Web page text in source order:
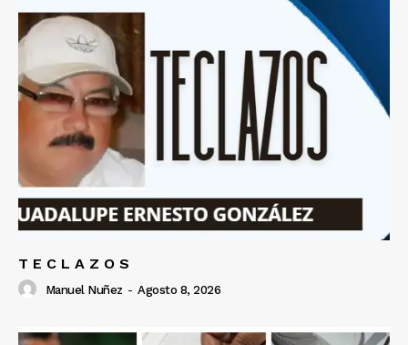
T E C L A Z O S
Manuel Nuñez - Agosto 8, 2026